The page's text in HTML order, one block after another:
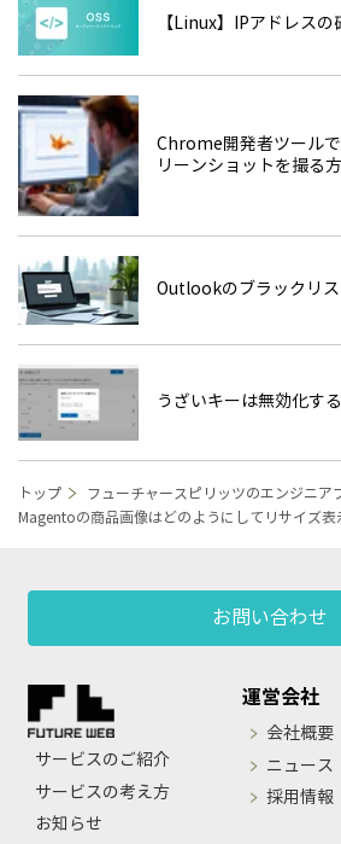
【Linux】IPアドレスの
Chrome開発者ツール
リーンショットを撮る
Outlookのブラックリ
うざいキーは無効化する
トップ
フューチャースピリッツのエンジニア
Magentoの商品画像はどのようにしてリサイズ表
お問い合わせ
サービスのご紹介
サービスの考え方
お知らせ
運営会社
会社概要
ニュース
採用情報